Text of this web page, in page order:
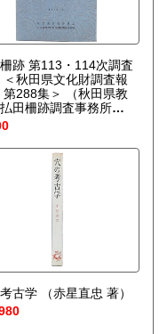
跡 第113・114次調査
＜秋田県文化財調査報
第288集＞
（秋田県教
田柵跡調査事務所
古学
（赤星直忠 著）